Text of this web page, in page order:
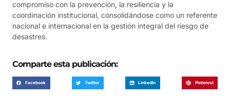
compromiso con la prevención, la resiliencia y la
coordinación institucional, consolidándose como un referente
nacional e internacional en la gestión integral del riesgo de
desastres.
Comparte esta publicación:
Facebook Twitter LinkedIn Pinterest